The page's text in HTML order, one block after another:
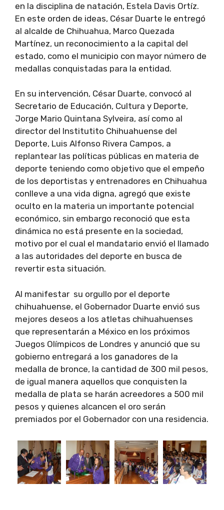
en la disciplina de natación, Estela Davis Ortíz.
En este orden de ideas, César Duarte le entregó
al alcalde de Chihuahua, Marco Quezada
Martínez, un reconocimiento a la capital del
estado, como el municipio con mayor número de
medallas conquistadas para la entidad.
En su intervención, César Duarte, convocó al
Secretario de Educación, Cultura y Deporte,
Jorge Mario Quintana Sylveira, así como al
director del Institutito Chihuahuense del
Deporte, Luis Alfonso Rivera Campos, a
replantear las políticas públicas en materia de
deporte teniendo como objetivo que el empeño
de los deportistas y entrenadores en Chihuahua
conlleve a una vida digna, agregó que existe
oculto en la materia un importante potencial
económico, sin embargo reconoció que esta
dinámica no está presente en la sociedad,
motivo por el cual el mandatario envió el llamado
a las autoridades del deporte en busca de
revertir esta situación.
Al manifestar su orgullo por el deporte
chihuahuense, el Gobernador Duarte envió sus
mejores deseos a los atletas chihuahuenses
que representarán a México en los próximos
Juegos Olímpicos de Londres y anunció que su
gobierno entregará a los ganadores de la
medalla de bronce, la cantidad de 300 mil pesos,
de igual manera aquellos que conquisten la
medalla de plata se harán acreedores a 500 mil
pesos y quienes alcancen el oro serán
premiados por el Gobernador con una residencia.